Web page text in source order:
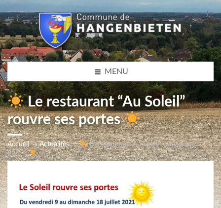
MENU
Le restaurant “Au Soleil”
rouvre ses portes
Accueil Actualités
Le restaurant “Au Soleil” rouvre ses
portes